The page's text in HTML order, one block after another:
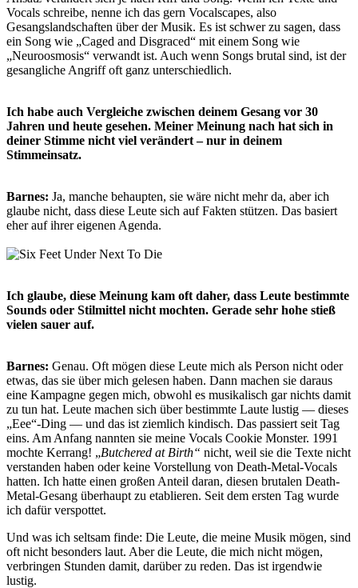
Vocals schreibe, nenne ich das gern Vocalscapes, also
Gesangslandschaften über der Musik. Es ist schwer zu sagen, dass
ein Song wie „Caged and Disgraced“ mit einem Song wie
„Neuroosmosis“ verwandt ist. Auch wenn Songs brutal sind, ist der
gesangliche Angriff oft ganz unterschiedlich.
Ich habe auch Vergleiche zwischen deinem Gesang vor 30
Jahren und heute gesehen. Meiner Meinung nach hat sich in
deiner Stimme nicht viel verändert – nur in deinem
Stimmeinsatz.
Barnes: Ja, manche behaupten, sie wäre nicht mehr da, aber ich
glaube nicht, dass diese Leute sich auf Fakten stützen. Das basiert
eher auf ihrer eigenen Agenda.
Ich glaube, diese Meinung kam oft daher, dass Leute bestimmte
Sounds oder Stilmittel nicht mochten. Gerade sehr hohe stieß
vielen sauer auf.
Barnes: Genau. Oft mögen diese Leute mich als Person nicht oder
etwas, das sie über mich gelesen haben. Dann machen sie daraus
eine Kampagne gegen mich, obwohl es musikalisch gar nichts damit
zu tun hat. Leute machen sich über bestimmte Laute lustig — dieses
„Eee“-Ding — und das ist ziemlich kindisch. Das passiert seit Tag
eins. Am Anfang nannten sie meine Vocals Cookie Monster. 1991
mochte Kerrang! „Butchered at Birth“ nicht, weil sie die Texte nicht
verstanden haben oder keine Vorstellung von Death-Metal-Vocals
hatten. Ich hatte einen großen Anteil daran, diesen brutalen Death-
Metal-Gesang überhaupt zu etablieren. Seit dem ersten Tag wurde
ich dafür verspottet.
Und was ich seltsam finde: Die Leute, die meine Musik mögen, sind
oft nicht besonders laut. Aber die Leute, die mich nicht mögen,
verbringen Stunden damit, darüber zu reden. Das ist irgendwie
lustig.